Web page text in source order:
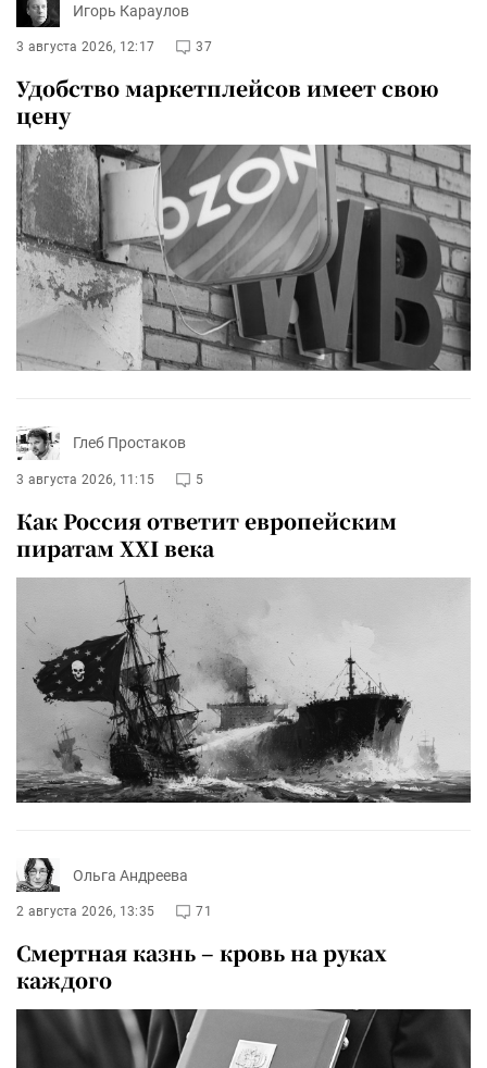
Игорь Караулов
3 августа 2026, 12:17 37
Удобство маркетплейсов имеет свою
цену
Глеб Простаков
3 августа 2026, 11:15 5
Как Россия ответит европейским
пиратам XXI века
Ольга Андреева
2 августа 2026, 13:35 71
Смертная казнь – кровь на руках
каждого